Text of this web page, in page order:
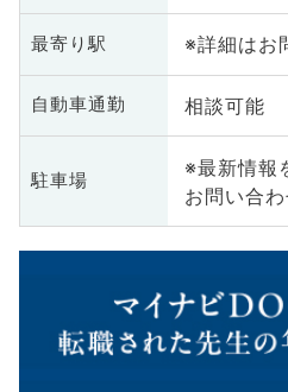
最寄り駅 ※詳細はお
自動車通勤 相談可能
駐車場
※最新情報
お問い合